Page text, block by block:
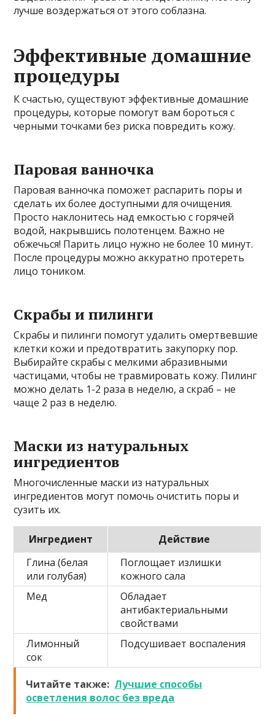
лучше воздержаться от этого соблазна.
Эффективные домашние
процедуры
К счастью, существуют эффективные домашние
процедуры, которые помогут вам бороться с
черными точками без риска повредить кожу.
Паровая ванночка
Паровая ванночка поможет распарить поры и
сделать их более доступными для очищения.
Просто наклонитесь над емкостью с горячей
водой, накрывшись полотенцем. Важно не
обжечься! Парить лицо нужно не более 10 минут.
После процедуры можно аккуратно протереть
лицо тоником.
Скрабы и пилинги
Скрабы и пилинги помогут удалить омертвевшие
клетки кожи и предотвратить закупорку пор.
Выбирайте скрабы с мелкими абразивными
частицами, чтобы не травмировать кожу. Пилинг
можно делать 1-2 раза в неделю, а скраб – не
чаще 2 раз в неделю.
Маски из натуральных
ингредиентов
Многочисленные маски из натуральных
ингредиентов могут помочь очистить поры и
сузить их.
Ингредиент
Действие
Глина (белая
или голубая)
Поглощает излишки
кожного сала
Мед
Обладает
антибактериальными
свойствами
Лимонный
сок
Подсушивает воспаления
Читайте также: Лучшие способы
осветления волос без вреда